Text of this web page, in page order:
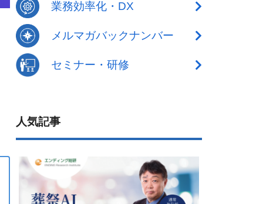
業務効率化・DX
メルマガバックナンバー
セミナー・研修
人気記事